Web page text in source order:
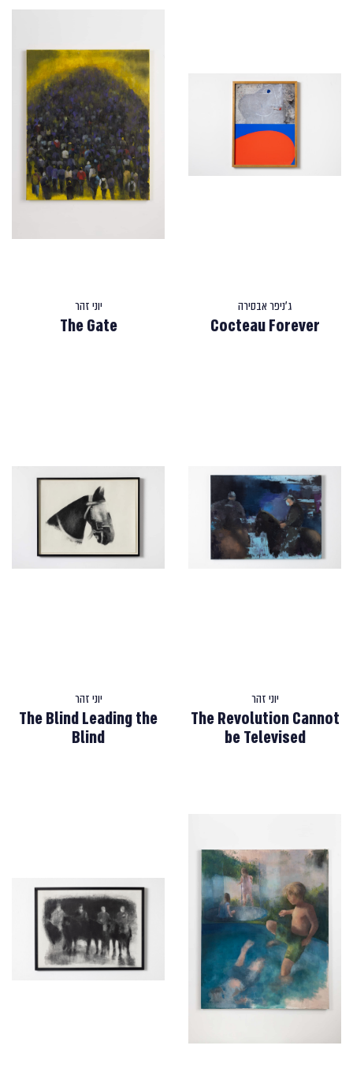
ג'ניפר אבסירה
Cocteau Forever
יוני זהר
The Gate
יוני זהר
The Revolution Cannot
be Televised
יוני זהר
The Blind Leading the
Blind